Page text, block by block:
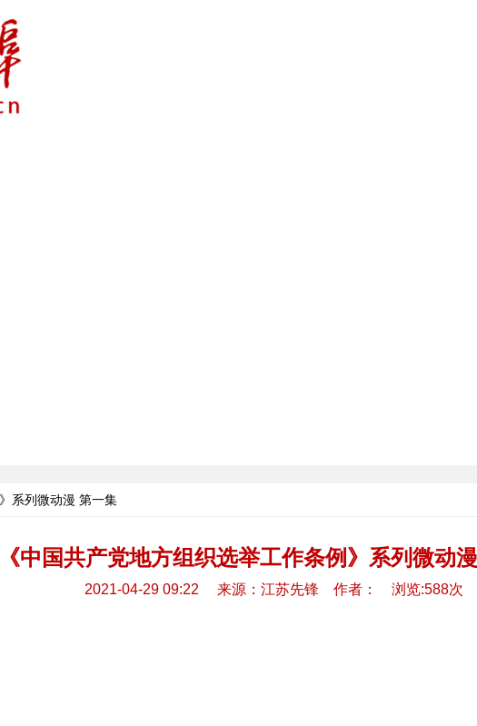
系列微动漫 第一集
《中国共产党地方组织选举工作条例》系列微动
2021-04-29 09:22 来源：江苏先锋 作者： 浏览:588次